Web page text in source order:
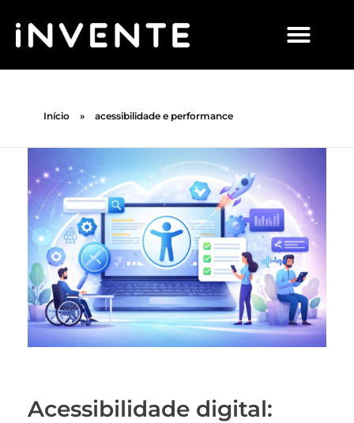
Início » acessibilidade e performance
Acessibilidade digital: